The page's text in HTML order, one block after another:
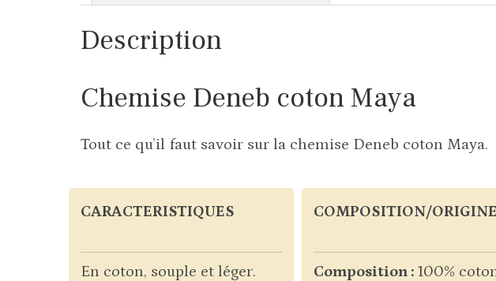
Description
Chemise Deneb coton Maya
Tout ce qu’il faut savoir sur la chemise Deneb coton Maya.
CARACTERISTIQUES
En coton, souple et léger.
COMPOSITION/ORIGINE
Composition : 100%